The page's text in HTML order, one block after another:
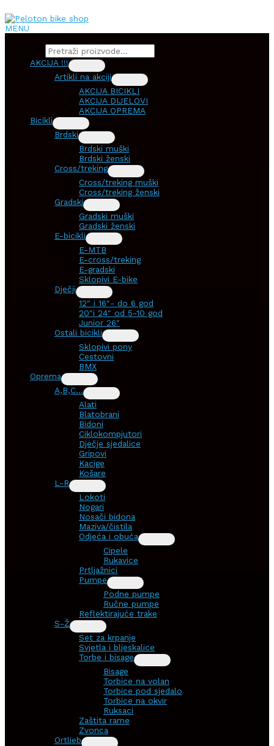
to
content
MENU
search
AKCIJA !!!
Artikli na akciji
AKCIJA BICIKLI
AKCIJA DIJELOVI
AKCIJA OPREMA
Bicikli
Brdski
Brdski muški
Brdski ženski
Cross/treking
Cross/treking muški
Cross/treking ženski
Gradski
Gradski muški
Gradski ženski
E-bicikli
E-MTB
E-cross/treking
E-gradski
Sklopivi E-bike
Dječji
12″ i 16″- do 6 god
20″i 24″ od 5-10 god
Junior 26″
Ostali bicikli
Sklopivi pony
Cestovni
BMX
Oprema
A,B,C…
Alati
Blatobrani
Bidoni
Ciklokompjutori
Dječje sjedalice
Gripovi
Kacige
Košare
L-R
Lokoti
Nogari
Nosači bidona
Maziva/čistila
Odjeća i obuća
Cipele
Rukavice
Prtljažnici
Pumpe
Podne pumpe
Ručne pumpe
Reflektirajuće trake
S-Ž
Set za krpanje
Svjetla i bljeskalice
Torbe i bisage
Bisage
Torbice na volan
Torbice pod sjedalo
Torbice na okvir
Ruksaci
Zaštita rame
Zvonca
Ortlieb
LIV
Enchant
24"
količina
više
varijanti.
mogu
odabrati
na
stranici
proizvoda